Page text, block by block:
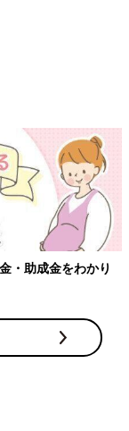
・助成金をわかり